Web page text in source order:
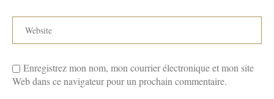
Enregistrez mon nom, mon courrier électronique et mon site
Web dans ce navigateur pour un prochain commentaire.